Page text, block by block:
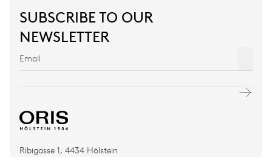
SUBSCRIBE TO OUR
NEWSLETTER
Ribigasse 1, 4434 Hölstein